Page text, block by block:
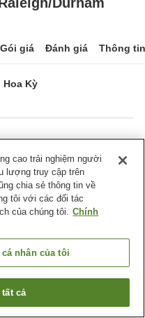
giá Đánh giá Thông
Hoa Kỳ
toàn không hút thuốc
nghi văn phòng
Quận Durham
trống
cao trải nghiệm người
lượng truy cập trên
chia sẻ thông tin về
tôi với các đối tác
của chúng tôi. Chính
nhân của tôi
tất cả